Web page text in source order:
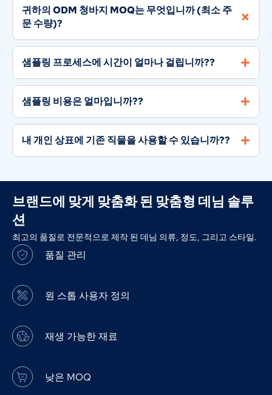
귀하의 ODM 청바지 MOQ는 무엇입니까 (최소 주
문 수량)?
샘플링 프로세스에 시간이 얼마나 걸립니까??
샘플링 비용은 얼마입니까??
내 개인 상표에 기존 직물을 사용할 수 있습니까??
브랜드에 맞게 맞춤화 된 맞춤형 데님 솔루
션
최고의 품질로 전문적으로 제작 된 데님 의류, 정도, 그리고 스타일.
품질 관리
원 스톱 사용자 정의
재생 가능한 재료
낮은 MOQ